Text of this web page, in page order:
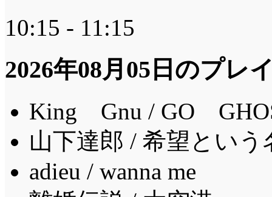
10:15 - 11:15
2026年08月05日のプレ
King Gnu / GO
山下達郎 / 希望という
adieu / wanna me